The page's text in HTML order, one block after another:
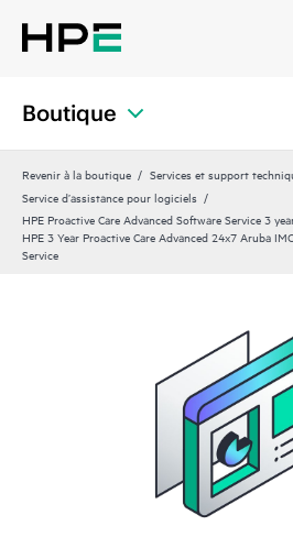
Boutique
Revenir à la boutique Services et support
Service d’assistance pour logiciels
HPE Proactive Care Advanced Software Service 3
HPE 3 Year Proactive Care Advanced 24x7 Aruba
Service